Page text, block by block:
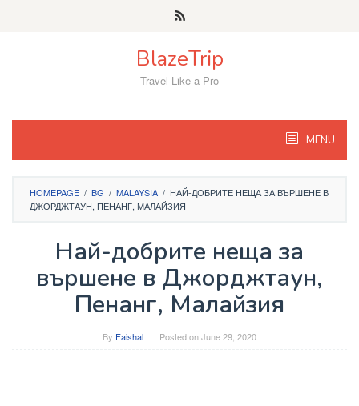
BlazeTrip
Travel Like a Pro
MENU
HOMEPAGE / BG / MALAYSIA / НАЙ-ДОБРИТЕ НЕЩА ЗА ВЪРШЕНЕ В
ДЖОРДЖТАУН, ПЕНАНГ, МАЛАЙЗИЯ
Най-добрите неща за
вършене в Джорджтаун,
Пенанг, Малайзия
By Faishal Posted onJune 29, 2020